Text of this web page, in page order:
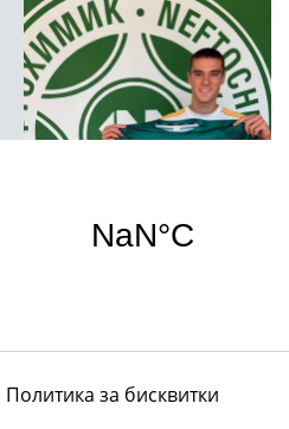
Политика за бисквитки